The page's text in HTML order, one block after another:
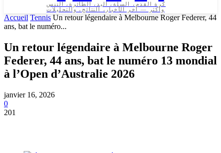
كرة القدم، السلة، اليد، الطائرة، التنس
وأكثر — آخر الأخبار، النتائج، والتحليلات
Accueil Tennis Un retour légendaire à Melbourne Roger Federer, 44
ans, bat le numéro...
Un retour légendaire à Melbourne Roger
Federer, 44 ans, bat le numéro 13 mondial
à l’Open d’Australie 2026
janvier 16, 2026
0
201